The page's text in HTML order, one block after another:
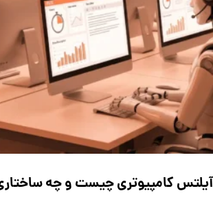
آیلتس کامپیوتری چیست و چه